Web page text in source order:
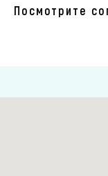
Посмотрите